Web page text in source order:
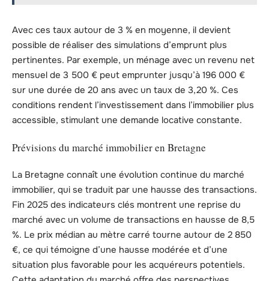
Avec ces taux autour de 3 % en moyenne, il devient
possible de réaliser des simulations d’emprunt plus
pertinentes. Par exemple, un ménage avec un revenu net
mensuel de 3 500 € peut emprunter jusqu’à 196 000 €
sur une durée de 20 ans avec un taux de 3,20 %. Ces
conditions rendent l’investissement dans l’immobilier plus
accessible, stimulant une demande locative constante.
Prévisions du marché immobilier en Bretagne
La Bretagne connaît une évolution continue du marché
immobilier, qui se traduit par une hausse des transactions.
Fin 2025 des indicateurs clés montrent une reprise du
marché avec un volume de transactions en hausse de 8,5
%. Le prix médian au mètre carré tourne autour de 2 850
€, ce qui témoigne d’une hausse modérée et d’une
situation plus favorable pour les acquéreurs potentiels.